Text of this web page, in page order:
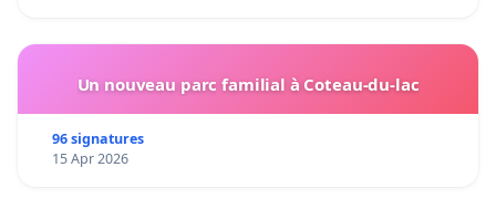
Un nouveau parc familial à Coteau-du-lac
96 signatures
15 Apr 2026